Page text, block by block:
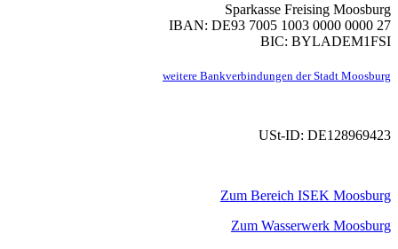
Sparkasse Freising Moosburg
IBAN: DE93 7005 1003 0000 0000 27
BIC: BYLADEM1FSI
weitere Bankverbindungen der Stadt Moosburg
USt-ID: DE128969423
Zum Bereich ISEK Moosburg
Zum Wasserwerk Moosburg